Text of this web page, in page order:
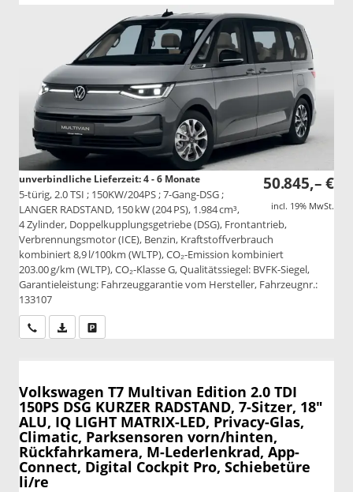
50.845,– €
incl. 19% MwSt.
unverbindliche Lieferzeit: 4 - 6 Monate
5-türig, 2.0 TSI ; 150KW/204PS ; 7-Gang-DSG ;
LANGER RADSTAND, 150 kW (204 PS), 1.984 cm³,
4 Zylinder, Doppelkupplungsgetriebe (DSG), Frontantrieb,
Verbrennungsmotor (ICE), Benzin, Kraftstoffverbrauch
kombiniert 8,9 l/100km (WLTP), CO₂-Emission kombiniert
203.00 g/km (WLTP), CO₂-Klasse G, Qualitätssiegel: BVFK-Siegel,
Garantieleistung: Fahrzeuggarantie vom Hersteller, Fahrzeugnr.:
133107
Wir rufen Sie anPDF-Datei, Fahrzeugexposé drucken
Volkswagen T7 Multivan Edition 2.0 TDI
150PS DSG KURZER RADSTAND, 7-Sitzer, 18"
ALU, IQ LIGHT MATRIX-LED, Privacy-Glas,
Climatic, Parksensoren vorn/hinten,
Rückfahrkamera, M-Lederlenkrad, App-
Connect, Digital Cockpit Pro, Schiebetüre
li/re